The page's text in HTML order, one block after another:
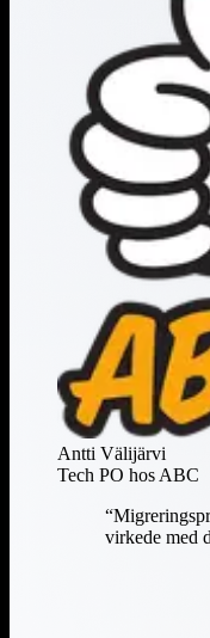
Antti Välijärvi
Tech PO hos ABC
“
virkede med